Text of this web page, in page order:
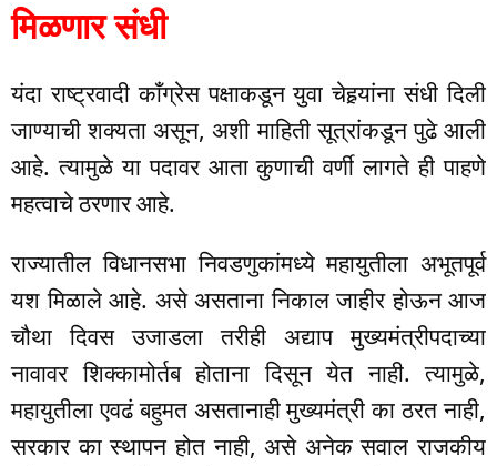
मिळणार संधी
यंदा राष्ट्रवादी काँग्रेस पक्षाकडून युवा चेहर्‍यांना संधी दिली
जाण्याची शक्यता असून, अशी माहिती सूत्रांकडून पुढे आली
आहे. त्यामुळे या पदावर आता कुणाची वर्णी लागते ही पाहणे
महत्वाचे ठरणार आहे.
राज्यातील विधानसभा निवडणुकांमध्ये महायुतीला अभूतपूर्व
यश मिळाले आहे. असे असताना निकाल जाहीर होऊन आज
चौथा दिवस उजाडला तरीही अद्याप मुख्यमंत्रीपदाच्या
नावावर शिक्कामोर्तब होताना दिसून येत नाही. त्यामुळे,
महायुतीला एवढं बहुमत असतानाही मुख्यमंत्री का ठरत नाही,
सरकार का स्थापन होत नाही, असे अनेक सवाल राजकीय